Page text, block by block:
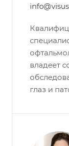
владеет
глаз и